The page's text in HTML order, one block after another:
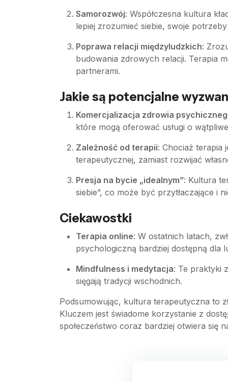
Samorozwój: Współczesna kultura
lepiej zrozumieć siebie, swoje
Poprawa relacji międzyludzkich:
budowania zdrowych relacji. Terapia
partnerami.
Jakie są potencjalne
Komercjalizacja zdrowia
które mogą oferować usługi o
Zależność od terapii: Chociaż terapia
terapeutycznej, zamiast rozwijać
Presja na bycie „idealnym”: Kultura
siebie”, co może być przytłaczające i
Ciekawostki
Terapia online: W ostatnich latach,
psychologiczną bardziej dostępną dla
Mindfulness i medytacja: Te praktyki
sięgają tradycji wschodnich.
Podsumowując, kultura terapeutyczna to
Kluczem jest świadome korzystanie z
społeczeństwo coraz bardziej otwiera się